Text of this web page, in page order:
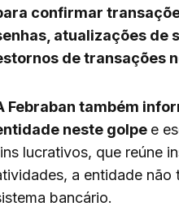
confirmar
atualizações de
de transações
Febraban também
neste golpe e
lucrativos, que reúne
a entidade não
bancário.